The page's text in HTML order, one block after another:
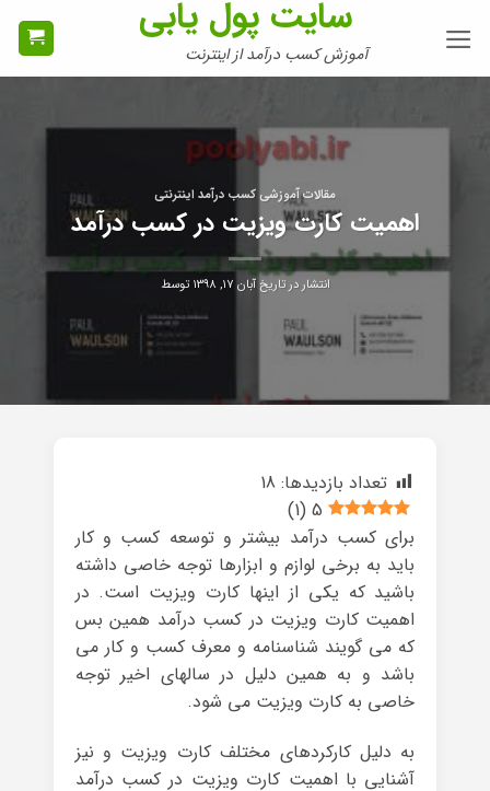
سایت پول یابی
آموزش کسب درآمد از اینترنت
مقالات آموزشی کسب درآمد اینترنتی
اهمیت کارت ویزیت در کسب درآمد
انتشار در تاریخآبان ۱۷, ۱۳۹۸ توسط
تعداد بازدیدها: 18
5
(
1
)
برای کسب درآمد بیشتر و توسعه کسب و کار
باید به برخی لوازم و ابزارها توجه خاصی داشته
باشید که یکی از اینها کارت ویزیت است. در
اهمیت کارت ویزیت در کسب درآمد همین بس
که می گویند شناسنامه و معرف کسب و کار می
باشد و به همین دلیل در سالهای اخیر توجه
خاصی به کارت ویزیت می شود.
به دلیل کارکردهای مختلف کارت ویزیت و نیز
آشنایی با اهمیت کارت ویزیت در کسب درآمد